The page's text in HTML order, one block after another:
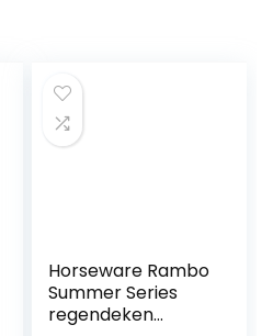
Horseware Rambo
Summer Series
regendeken